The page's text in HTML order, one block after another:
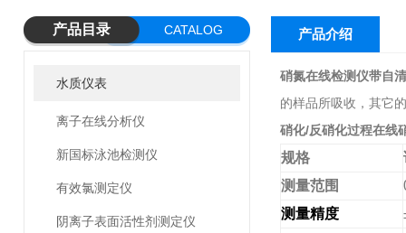
产品目录 CATALOG
水质仪表
离子在线分析仪
新国标泳池检测仪
有效氯测定仪
阴离子表面活性剂测定仪
产品介绍
硝氮在线检测仪带自
的样品所吸收，其它
硝化/反硝化过程在线
规格
测量范围
测量精度